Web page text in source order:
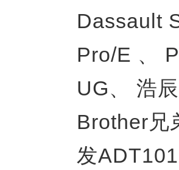
Dassault
Pro/E 、
UG、
浩
Brother兄
发